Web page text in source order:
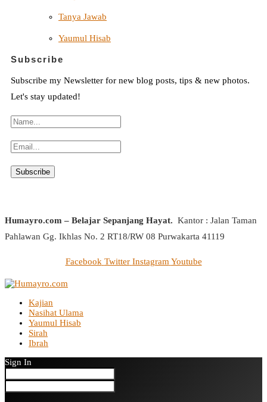
Tanya Jawab
Yaumul Hisab
Subscribe
Subscribe my Newsletter for new blog posts, tips & new photos.
Let's stay updated!
Humayro.com – Belajar Sepanjang Hayat. Kantor : Jalan Taman
Pahlawan Gg. Ikhlas No. 2 RT18/RW 08 Purwakarta 41119
Facebook Twitter Instagram Youtube
Kajian
Nasihat Ulama
Yaumul Hisab
Sirah
Ibrah
Sign In